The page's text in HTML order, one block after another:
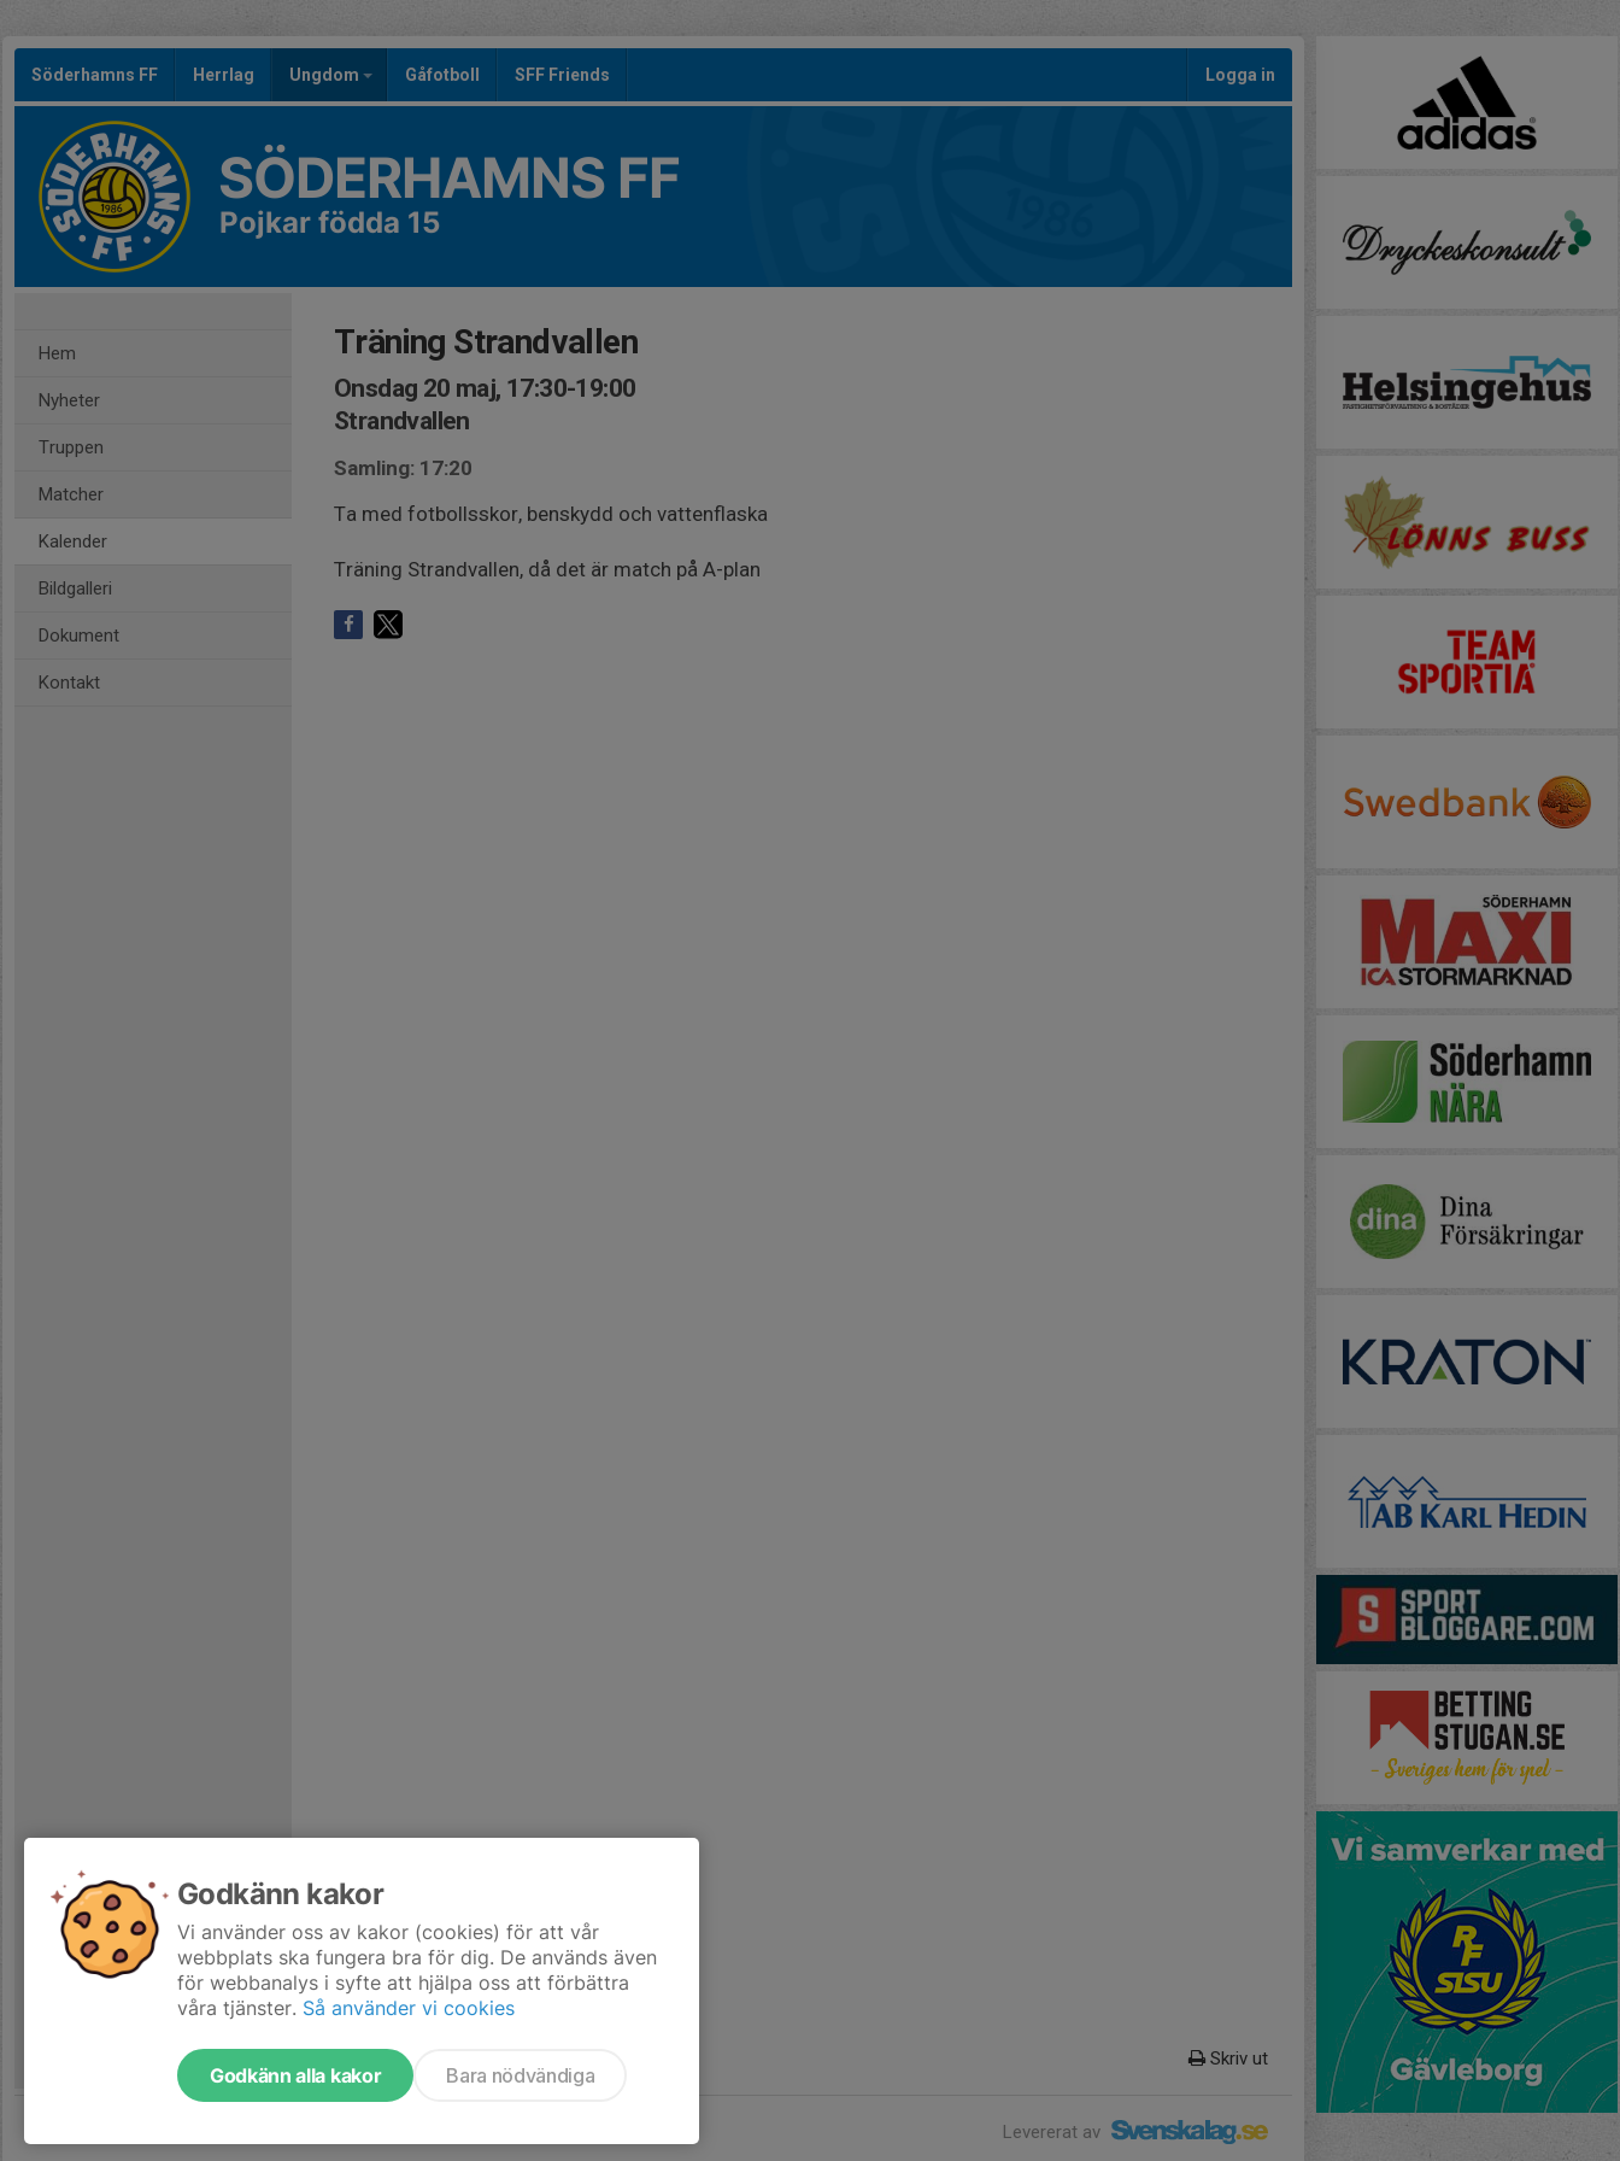
Söderhamns FF Herrlag Ungdom Gåfotboll SFF Friends Logga in
SÖDERHAMNS FF
Pojkar födda 15
Hem
Nyheter
Truppen
Matcher
Kalender
Bildgalleri
Dokument
Kontakt
Träning Strandvallen
Onsdag 20 maj, 17:30-19:00
Strandvallen
Samling: 17:20
Ta med fotbollsskor, benskydd och vattenflaska
Träning Strandvallen, då det är match på A-plan
Skriv ut
Levererat av
Godkänn kakor
Vi använder oss av kakor (cookies) för att vår
webbplats ska fungera bra för dig. De används även
för webbanalys i syfte att hjälpa oss att förbättra
våra tjänster. Så använder vi cookies
Godkänn alla kakor Bara nödvändiga